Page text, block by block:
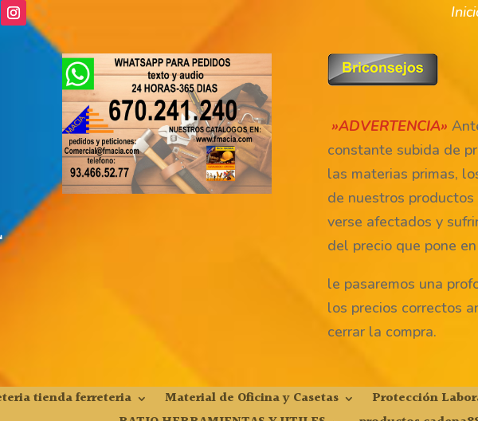
»ADVERTENCIA»
constante subida de
las materias primas,
de nuestros productos
verse afectados y
del precio que pone
le pasaremos una
los precios correctos
cerrar la compra.
tienda ferreteria Material de Oficina y Casetas
Protección